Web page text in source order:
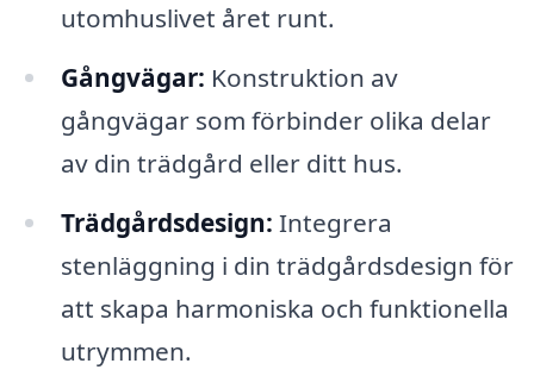
utomhuslivet året runt.
Gångvägar: Konstruktion av
gångvägar som förbinder olika delar
av din trädgård eller ditt hus.
Trädgårdsdesign: Integrera
stenläggning i din trädgårdsdesign för
att skapa harmoniska och funktionella
utrymmen.